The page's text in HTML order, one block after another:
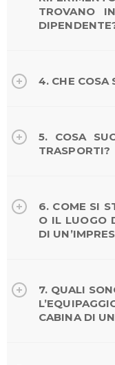
TROVANO
4. CHE COSA
5. COSA
TRASPORTI?
6. COME SI
O IL LUOGO
DI
7. QUALI
CABINA DI